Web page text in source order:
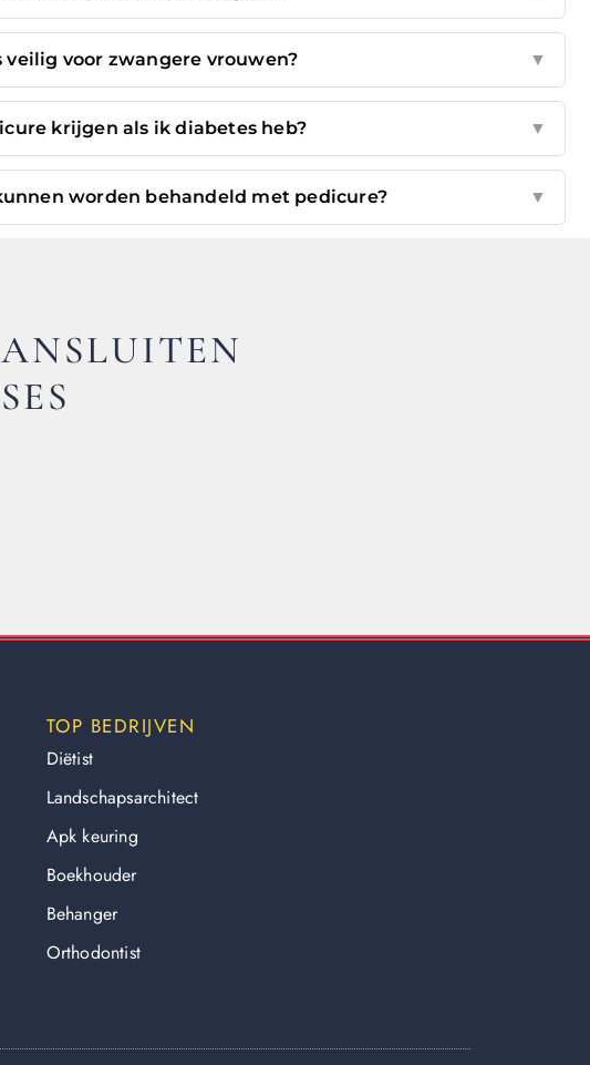
veilig voor zwangere vrouwen? ▼
krijgen als ik diabetes heb? ▼
worden behandeld met pedicure? ▼
TOP BEDRIJVEN
Diëtist
Landschapsarchitect
Apk keuring
Boekhouder
Behanger
Orthodontist